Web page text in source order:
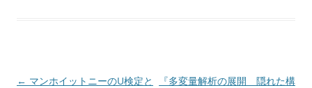
投
← マンホイットニーのU検定と
『多変量解析の展開 隠れた構